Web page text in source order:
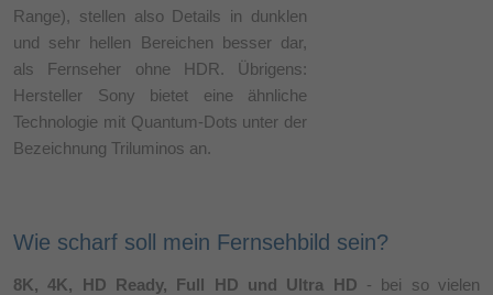
Range), stellen also Details in dunklen
und sehr hellen Bereichen besser dar,
als Fernseher ohne HDR. Übrigens:
Hersteller Sony bietet eine ähnliche
Technologie mit Quantum-Dots unter der
Bezeichnung Triluminos an.
Wie scharf soll mein Fernsehbild sein?
8K, 4K, HD Ready, Full HD und Ultra HD - bei so vielen